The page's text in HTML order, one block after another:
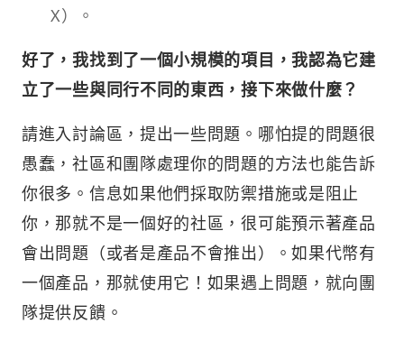
X）。
好了，我找到了一個小規模的項目，我認為它建
立了一些與同行不同的東西，接下來做什麼？
請進入討論區，提出一些問題。哪怕提的問題很
愚蠢，社區和團隊處理你的問題的方法也能告訴
你很多。信息如果他們採取防禦措施或是阻止
你，那就不是一個好的社區，很可能預示著產品
會出問題（或者是產品不會推出）。如果代幣有
一個產品，那就使用它！如果遇上問題，就向團
隊提供反饋。